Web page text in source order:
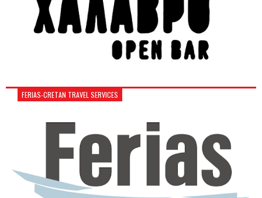
FERIAS-CRETAN TRAVEL SERVICES